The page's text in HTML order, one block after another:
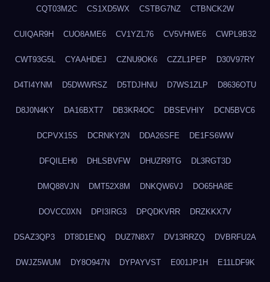
CQT03M2C CS1XD5WX CSTBG7NZ CTBNCK2W
CUIQAR9H CUO8AME6 CV1YZL76 CV5VHWE6 CWPL9B32
CWT93G5L CYAAHDEJ CZNU9OK6 CZZL1PEP D30V97RY
D4TI4YNM D5DWWRSZ D5TDJHNU D7WS1ZLP D8636OTU
D8J0N4KY DA16BXT7 DB3KR4OC DBSEVHIY DCN5BVC6
DCPVX15S DCRNKY2N DDA26SFE DE1FS6WW
DFQILEH0 DHLSBVFW DHUZR9TG DL3RGT3D
DMQ88VJN DMT52X8M DNKQW6VJ DO65HA8E
DOVCC0XN DPI3IRG3 DPQDKVRR DRZKKX7V
DSAZ3QP3 DT8D1ENQ DUZ7N8X7 DV13RRZQ DVBRFU2A
DWJZ5WUM DY8O947N DYPAYVST E001JP1H E11LDF9K